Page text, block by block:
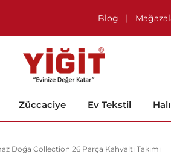
Blog |
Züccaciye Ev Tekstil
Doğa Collection 26 Parça Kahvaltı Takımı